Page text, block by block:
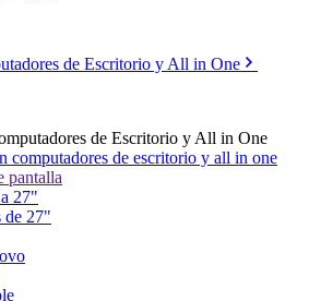
de Escritorio y All in One
de Escritorio y All in One
computadores de escritorio y all in one
pantalla
27"
de 27"